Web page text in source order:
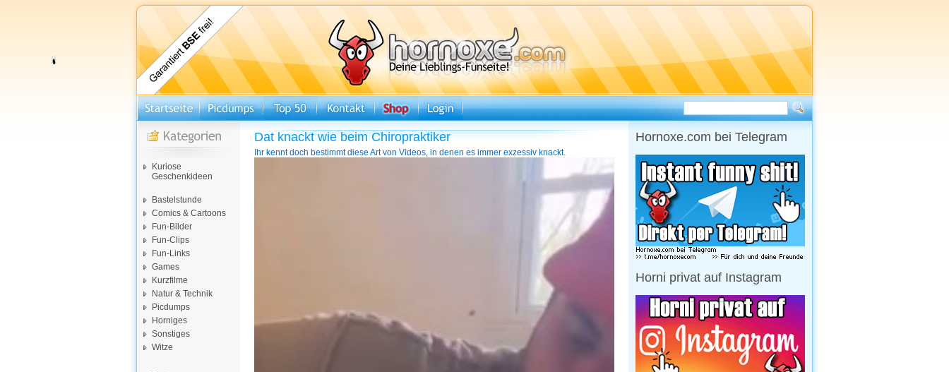
Kuriose
Geschenkideen
Bastelstunde
Comics & Cartoons
Fun-Bilder
Fun-Clips
Fun-Links
Games
Kurzfilme
Natur & Technik
Picdumps
Horniges
Sonstiges
Witze
Dat knackt wie beim Chiropraktiker
Ihr kennt doch bestimmt diese Art von Videos, in denen es immer exzessiv knackt.
Hornoxe.com bei Telegram
Horni privat auf Instagram